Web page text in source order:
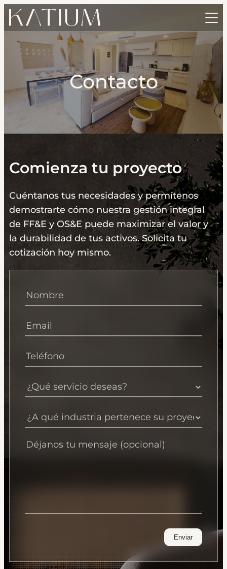
Inicio
Servicios
FF&E
Proyectos llave en mano
Servicio de Diseño de Interiores
Nuestros Proyectos
Katium x Onoa Interior Design
Contacto
Comienza tu proyecto
Cuéntanos tus necesidades y permítenos
demostrarte cómo nuestra gestión integral
de FF&E y OS&E puede maximizar el valor y
la durabilidad de tus activos. Solicita tu
cotización hoy mismo.